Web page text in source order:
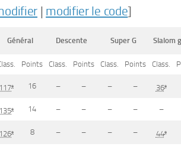
| modifier le code]
Général Descente Super G Slalom
Points Class. Points Class. Points Class.
117e 16 – – – – 36e
135e 14 – – – – –
126e 8 – – – – 44e